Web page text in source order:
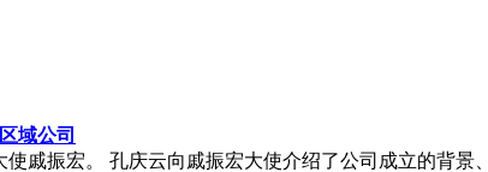
域公司
戚振宏。 孔庆云向戚振宏大使介绍了公司成立的背